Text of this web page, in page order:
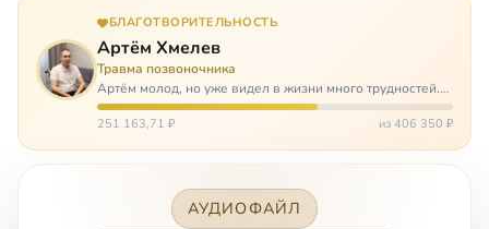
БЛАГОТВОРИТЕЛЬНОСТЬ
Артём Хмелев
Травма позвоночника
Артём молод, но уже видел в жизни много трудностей.
Он сирота, привык заботится о себе сам, но, когда
случилось несчастье, и он был парализован – остался на
251 163,71 ₽ из 406 350 ₽
АУДИОФАЙЛ